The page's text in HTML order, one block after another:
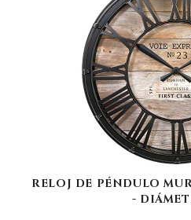
RELOJ DE PÉNDULO
-